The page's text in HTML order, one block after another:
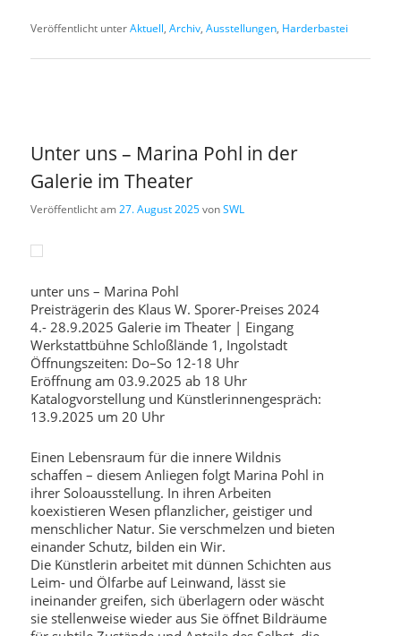
Veröffentlicht unterAktuell,Archiv,Ausstellungen, Harderbastei
Unter uns – Marina Pohl in der
Galerie im Theater
Veröffentlicht am27. August 2025vonSWL
unter uns – Marina Pohl
Preisträgerin des Klaus W. Sporer-Preises 2024
4.- 28.9.2025 Galerie im Theater | Eingang
Werkstattbühne Schloßlände 1, Ingolstadt
Öffnungszeiten: Do–So 12-18 Uhr
Eröffnung am 03.9.2025 ab 18 Uhr
Katalogvorstellung und Künstlerinnengespräch:
13.9.2025 um 20 Uhr
Einen Lebensraum für die innere Wildnis
schaffen – diesem Anliegen folgt Marina Pohl in
ihrer Soloausstellung. In ihren Arbeiten
koexistieren Wesen pflanzlicher, geistiger und
menschlicher Natur. Sie verschmelzen und bieten
einander Schutz, bilden ein Wir.
Die Künstlerin arbeitet mit dünnen Schichten aus
Leim- und Ölfarbe auf Leinwand, lässt sie
ineinander greifen, sich überlagern oder wäscht
sie stellenweise wieder aus Sie öffnet Bildräume